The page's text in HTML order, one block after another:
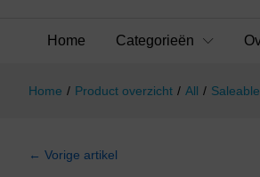
Home Categorieën
Home / Product overzicht / All / Saleable
← Vorige artikel